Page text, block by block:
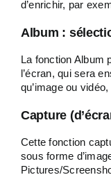
d’enrichir, par
Album :
La fonction Album
l’écran, qui sera
qu’image ou
Capture
Cette fonction
sous forme
Pictures/